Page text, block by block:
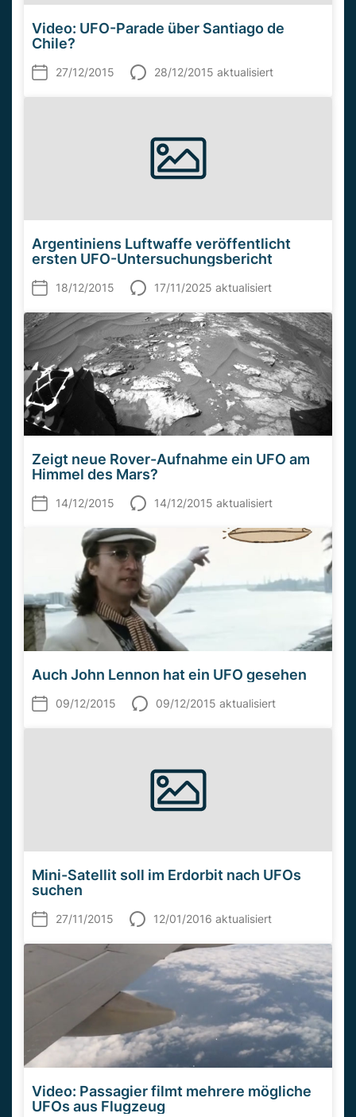
Video: UFO-Parade über Santiago de
Chile?
27/12/2015 28/12/2015 aktualisiert
Argentiniens Luftwaffe veröffentlicht
ersten UFO-Untersuchungsbericht
18/12/2015 17/11/2025 aktualisiert
Zeigt neue Rover-Aufnahme ein UFO am
Himmel des Mars?
14/12/2015 14/12/2015 aktualisiert
Auch John Lennon hat ein UFO gesehen
09/12/2015 09/12/2015 aktualisiert
Mini-Satellit soll im Erdorbit nach UFOs
suchen
27/11/2015 12/01/2016 aktualisiert
Video: Passagier filmt mehrere mögliche
UFOs aus Flugzeug